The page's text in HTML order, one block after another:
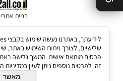
בניית
שלישיים, לצורך ניתוח השימוש באתר,
פרסום מותאם אישית. המשך גלישה
זה. לפרטים נוספים ניתן לעיין במדיניות
מאשר